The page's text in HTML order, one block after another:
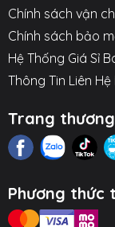
Chính sách vận
Chính sách bảo
Hệ Thống Giá Sỉ
Thông Tin Liên
Trang
Phương thức